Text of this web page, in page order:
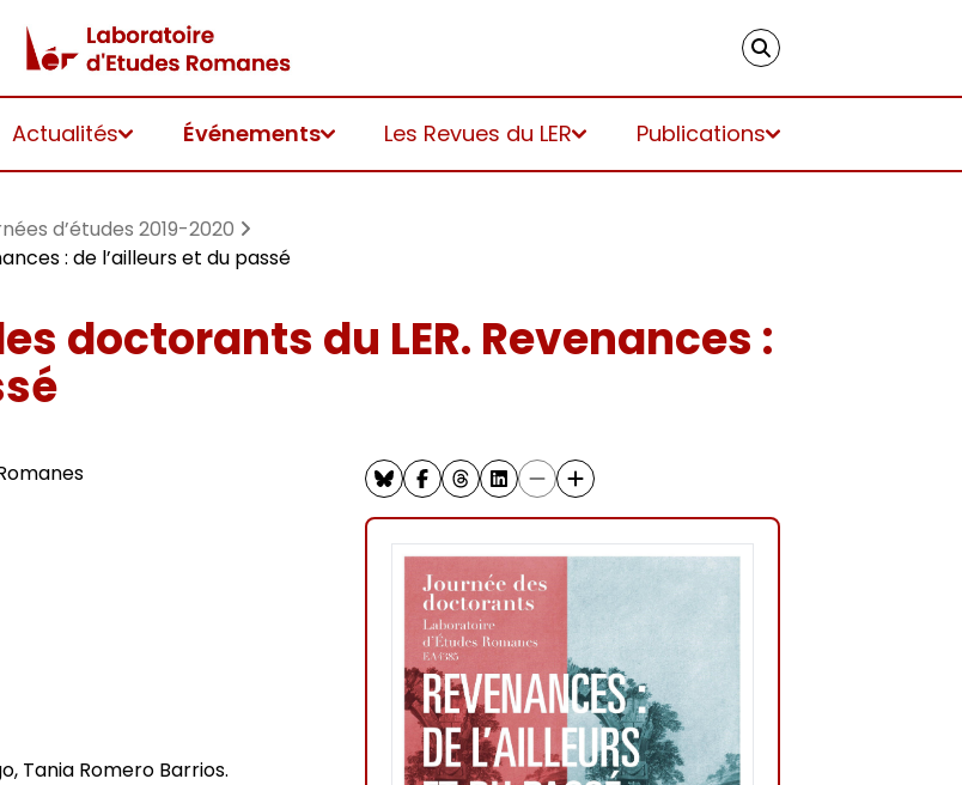
Actualités Événements Les Revues du LER Publications
d’études 2019-2020
: de l’ailleurs et du passé
doctorants du LER. Revenances :
Tania Romero Barrios.